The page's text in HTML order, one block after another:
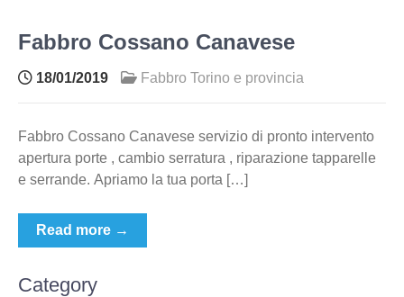
Fabbro Cossano Canavese
18/01/2019 Fabbro Torino e provincia
Fabbro Cossano Canavese servizio di pronto intervento
apertura porte , cambio serratura , riparazione tapparelle
e serrande. Apriamo la tua porta […]
Read more →
Category